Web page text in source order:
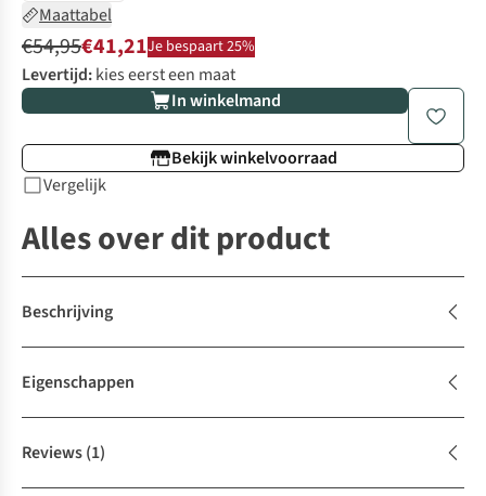
Maattabel
€54,95€41,21Je bespaart 25%
Levertijd:kies eerst een maat
In winkelmand
Bekijk winkelvoorraad
Vergelijk
Alles over dit product
Beschrijving
Eigenschappen
Reviews(1)